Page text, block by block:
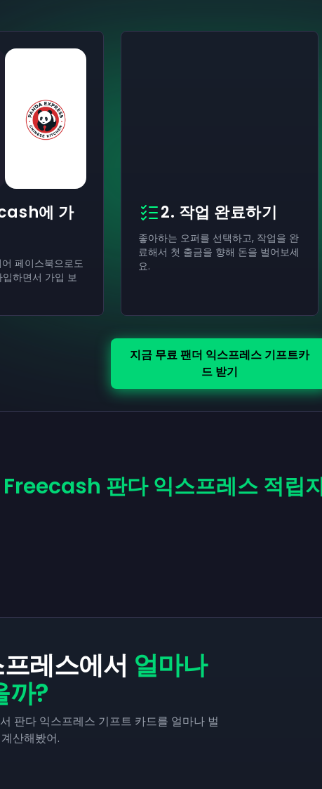
에 가
페이스북으로도
하면서 가입 보
2. 작업 완료하기
좋아하는 오퍼를 선택하고, 작업을 완
료해서 첫 출금을 향해 돈을 벌어보세
요.
지금 무료 팬더 익스프레스 기프트카
드 받기
Freecash 판다 익스프레스 적립
레스에서 얼마나
까?
판다 익스프레스 기프트 카드를 얼마나 벌
산해봤어.